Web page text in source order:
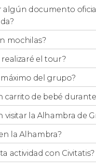
el orden descrito
la entrada al
no habrá más de 15
en grupo reducido.
algún documento
mochilas?
el tour?
del grupo?
carrito de bebé durante
visitar la Alhambra de
la Alhambra?
actividad con Civitatis?